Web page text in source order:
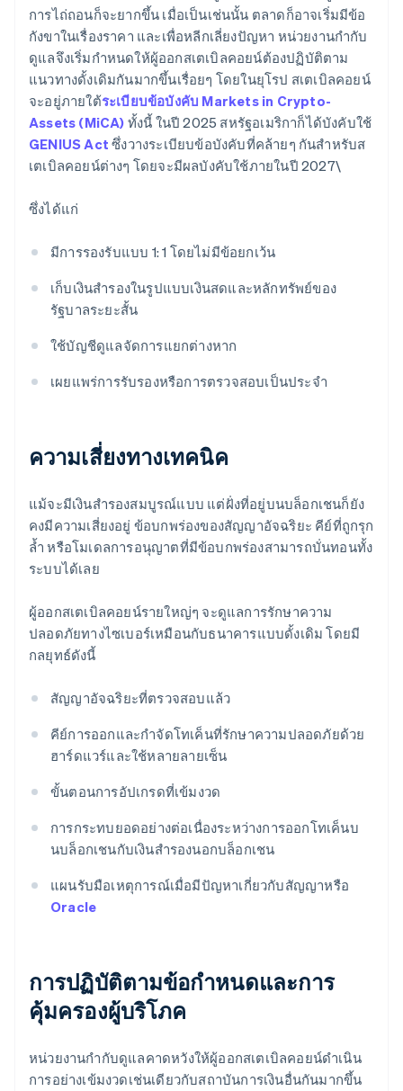
การไถ่ถอนก็จะยากขึ้น เมื่อเป็นเช่นนั้น ตลาดก็อาจเริ่มมีข้อ
กังขาในเรื่องราคา และเพื่อหลีกเลี่ยงปัญหา หน่วยงานกำกับ
ดูแลจึงเริ่มกำหนดให้ผู้ออกสเตเบิลคอยน์ต้องปฏิบัติตาม
แนวทางดั้งเดิมกันมากขึ้นเรื่อยๆ โดยในยุโรป สเตเบิลคอยน์
จะอยู่ภายใต้ระเบียบข้อบังคับ Markets in Crypto-
Assets (MiCA) ทั้งนี้ ในปี 2025 สหรัฐอเมริกาก็ได้บังคับใช้
GENIUS Act ซึ่งวางระเบียบข้อบังคับที่คล้ายๆ กันสำหรับส
เตเบิลคอยน์ต่างๆ โดยจะมีผลบังคับใช้ภายในปี 2027\
ซึ่งได้แก่
มีการรองรับแบบ 1: 1 โดยไม่มีข้อยกเว้น
เก็บเงินสำรองในรูปแบบเงินสดและหลักทรัพย์ของ
รัฐบาลระยะสั้น
ใช้บัญชีดูแลจัดการแยกต่างหาก
เผยแพร่การรับรองหรือการตรวจสอบเป็นประจำ
ความเสี่ยงทางเทคนิค
แม้จะมีเงินสำรองสมบูรณ์แบบ แต่ฝั่งที่อยู่บนบล็อกเชนก็ยัง
คงมีความเสี่ยงอยู่ ข้อบกพร่องของสัญญาอัจฉริยะ คีย์ที่ถูกรุก
ล้ำ หรือโมเดลการอนุญาตที่มีข้อบกพร่องสามารถบั่นทอนทั้ง
ระบบได้เลย
ผู้ออกสเตเบิลคอยน์รายใหญ่ๆ จะดูแลการรักษาความ
ปลอดภัยทางไซเบอร์เหมือนกับธนาคารแบบดั้งเดิม โดยมี
กลยุทธ์ดังนี้
สัญญาอัจฉริยะที่ตรวจสอบแล้ว
คีย์การออกและกำจัดโทเค็นที่รักษาความปลอดภัยด้วย
ฮาร์ดแวร์และใช้หลายลายเซ็น
ขั้นตอนการอัปเกรดที่เข้มงวด
การกระทบยอดอย่างต่อเนื่องระหว่างการออกโทเค็นบ
นบล็อกเชนกับเงินสำรองนอกบล็อกเชน
แผนรับมือเหตุการณ์เมื่อมีปัญหาเกี่ยวกับสัญญาหรือ
Oracle
การปฏิบัติตามข้อกำหนดและการ
คุ้มครองผู้บริโภค
หน่วยงานกำกับดูแลคาดหวังให้ผู้ออกสเตเบิลคอยน์ดำเนิน
การอย่างเข้มงวดเช่นเดียวกับสถาบันการเงินอื่นกันมากขึ้น